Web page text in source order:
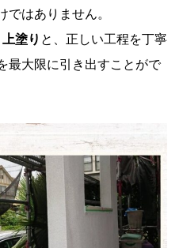
ではありません。
塗り と、正しい工程を丁寧
最大限に引き出すことがで